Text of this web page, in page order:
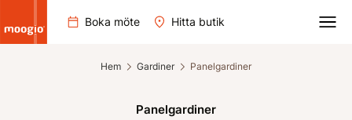
Boka möte Hitta butik
Panelgardiner
Hem Gardiner Panelgardiner